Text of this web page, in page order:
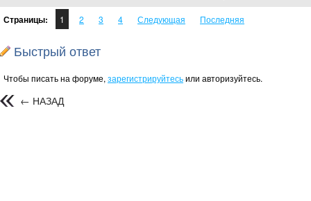
Страницы: 1 2 3 4 Следующая Последняя
Быстрый ответ
Чтобы писать на форуме, зарегистрируйтесьили авторизуйтесь.
← НАЗАД